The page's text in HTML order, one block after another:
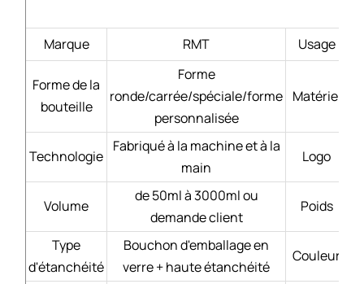
Marque RMT Usage
Forme de la
bouteille
Forme
ronde/carrée/spéciale/forme
personnalisée
Matériel
Technologie
Fabriqué à la machine et à la
main
Logo
Volume
de 50ml à 3000ml ou
demande client
Poids
Type
d'étanchéité
Bouchon d'emballage en
verre + haute étanchéité
Couleur